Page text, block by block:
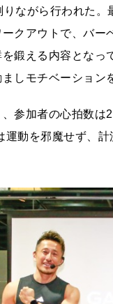
ながら行われた
クアウトで、バ
鍛える内容とな
しモチベーション
、参加者の心拍数
動を邪魔せず、